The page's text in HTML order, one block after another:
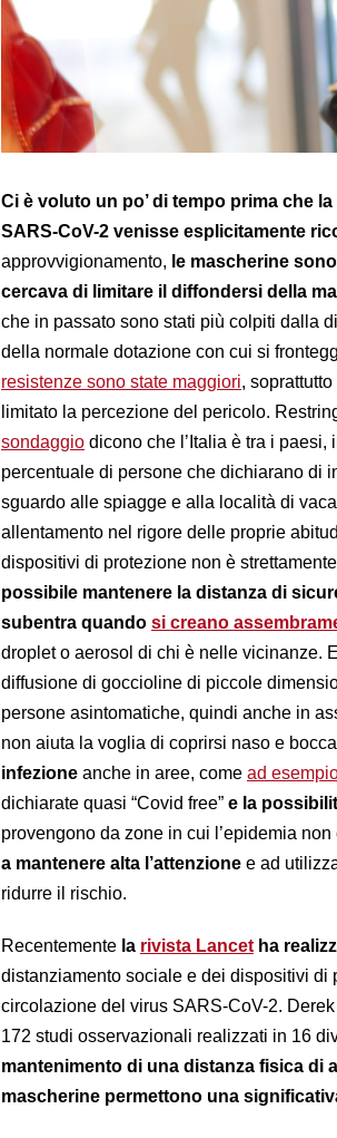
Ci è voluto un po’ di tempo prima che
SARS-CoV-2 venisse esplicitamente
approvvigionamento, le mascherine
cercava di limitare il diffondersi della
che in passato sono stati più colpiti dalla
della normale dotazione con cui si
resistenze sono state maggiori,
limitato la percezione del pericolo.
sondaggio dicono che l’Italia è tra i
percentuale di persone che dichiarano di
sguardo alle spiagge e alla località di
allentamento nel rigore delle proprie
dispositivi di protezione non è
possibile mantenere la distanza di
subentra quando si creano
droplet o aerosol di chi è nelle vicinanze.
diffusione di goccioline di piccole
persone asintomatiche, quindi anche in
non aiuta la voglia di coprirsi naso e
infezione anche in aree, come ad
dichiarate quasi “Covid free” e la
provengono da zone in cui l’epidemia
a mantenere alta l’attenzione e ad
ridurre il rischio.
Recentemente la rivista Lancet ha
distanziamento sociale e dei dispositivi di
circolazione del virus SARS-CoV-2.
172 studi osservazionali realizzati in 16
mantenimento di una distanza fisica di
mascherine permettono una